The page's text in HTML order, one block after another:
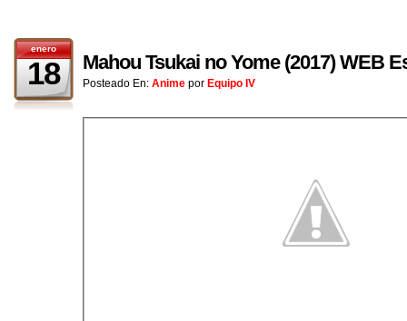
enero
18 Mahou Tsukai no Yome (2017) WEB
Posteado En: Anime por Equipo IV